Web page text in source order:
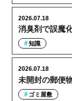
消臭剤で誤魔
2026.07.18
知識
未開封の郵便
2026.07.18
ゴミ屋敷